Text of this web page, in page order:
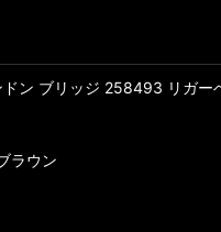
ドン ブリッジ 258493 リガ
ラウン